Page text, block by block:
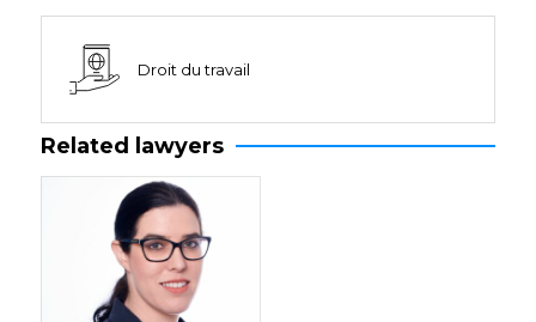
Droit du travail
Related lawyers